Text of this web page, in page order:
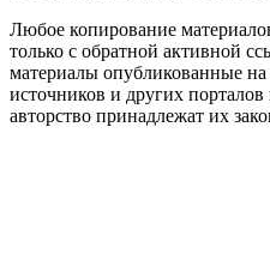
Любое копирование
только с обратной активной
материалы опубликованные
источников и других порталов
авторство принадлежат их